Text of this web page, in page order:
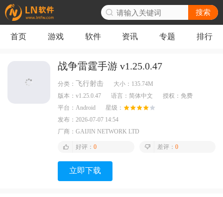
搜索
首页 游戏 软件 资讯 专题 排行
战争雷霆手游 v1.25.0.47
分类： 飞行射击 大小： 135.74M
版本： v1.25.0.47 语言： 简体中文 授权： 免费
平台： Android
星级：
发布： 2026-07-07 14:54
厂商： GAIJIN NETWORK LTD
好评： 0 差评： 0
立即下载